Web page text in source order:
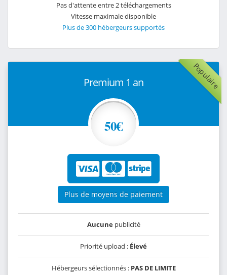
Pas d'attente entre 2 téléchargements
Vitesse maximale disponible
Plus de 300 hébergeurs supportés
Populaire
Premium 1 an
50€
Plus de moyens de paiement
Aucunepublicité
Priorité upload : Élevé
Hébergeurs sélectionnés : PAS DE LIMITE